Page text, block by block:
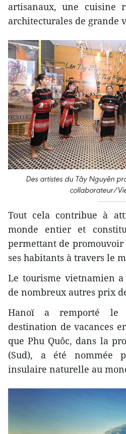
artisanaux, une cuisine
architecturales de grande
Des artistes du Tây Nguyên
collaborateur/
Tout cela contribue à
monde entier et
permettant de promouvoir
ses habitants à travers le
Le tourisme vietnamien
de nombreux autres prix
Hanoï a remporté le
destination de vacances
que Phu Quôc, dans la
(Sud), a été nommée
insulaire naturelle au